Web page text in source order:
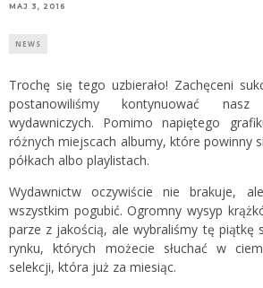
MAJ 3, 2016
NEWS
Trochę się tego uzbierało! Zachęceni
postanowiliśmy kontynuować
wydawniczych. Pomimo napiętego
różnych miejscach albumy, które powinny
półkach albo playlistach.
Wydawnictw oczywiście nie brakuje,
wszystkim pogubić. Ogromny wysyp
parze z jakością, ale wybraliśmy tę piątkę
rynku, których możecie słuchać w
selekcji, która już za miesiąc.